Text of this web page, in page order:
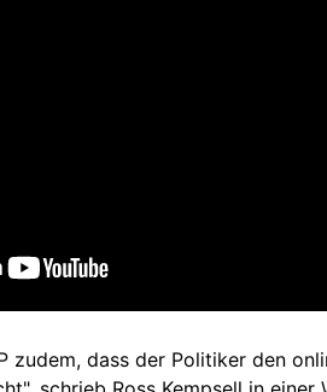
zudem, dass der Politiker den